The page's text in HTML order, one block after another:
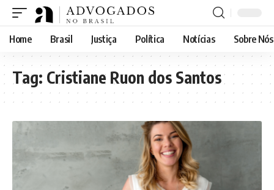
Home Brasil Justiça Política Notícias Sobre Nós
Tag: Cristiane Ruon dos Santos